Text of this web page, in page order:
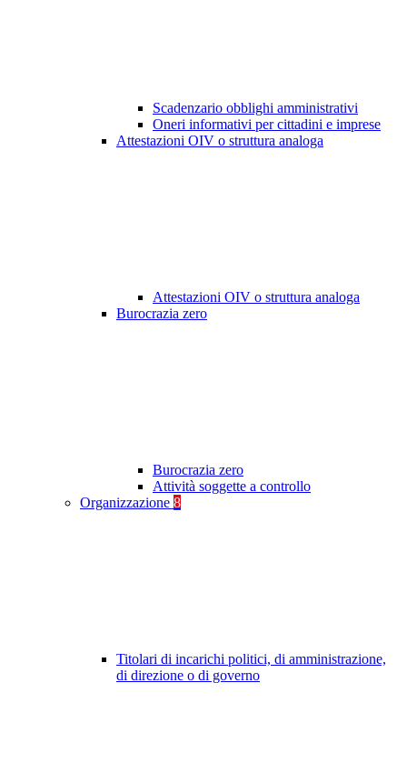
Scadenzario obblighi amministrativi
Oneri informativi per cittadini e imprese
Attestazioni OIV o struttura analoga
Attestazioni OIV o struttura analoga
Burocrazia zero
Burocrazia zero
Attività soggette a controllo
Organizzazione 8
Titolari di incarichi politici, di amministrazione,
di direzione o di governo